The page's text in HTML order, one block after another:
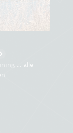
... alle